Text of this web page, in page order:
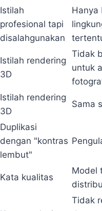
Istilah
profesional tapi
disalahgunakan
Hanya
Istilah rendering
3D
Tidak
untuk
Istilah rendering
3D
Sama
Duplikasi
dengan "kontras
lembut"
Kata kualitas
Model
Tidak